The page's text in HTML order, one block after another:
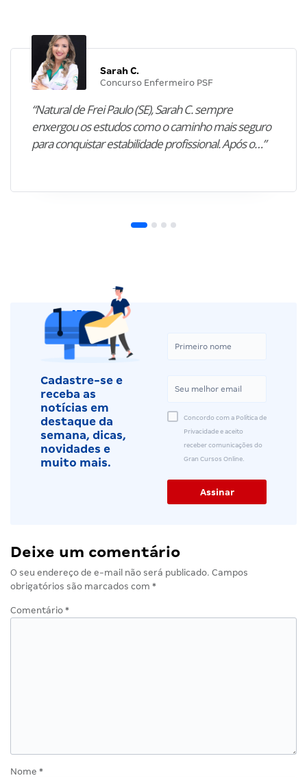
Sarah C.
Concurso Enfermeiro PSF
“Natural de Frei Paulo (SE), Sarah C. sempre
enxergou os estudos como o caminho mais seguro
para conquistar estabilidade profissional. Após o…”
Cadastre-se e
receba as
notícias em
destaque da
semana, dicas,
novidades e
muito mais.
Concordo com a Política de
Privacidade e aceito
receber comunicações do
Gran Cursos Online.
Deixe um comentário
O seu endereço de e-mail não será publicado. Campos
obrigatórios são marcados com *
Comentário *
Nome *